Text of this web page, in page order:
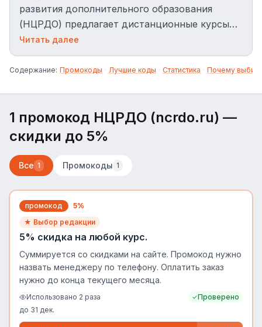
развития дополнительного образования
(НЦРДО) предлагает дистанционные курсы
переподготовки и повышения квалификации.
Выгода, акции от магазина, например, второй
курс в подарок при выполнении условий.
Читать далее
Содержание: Промокоды · Лучшие коды · Статистика · Почему
1 промокод НЦРДО (ncrdo.ru) —
скидки до 5%
Все 1 Промокоды 1
промокод
5%
★ Выбор редакции
5% скидка на любой курс.
Суммируется со скидками на сайте. Промокод нужно
назвать менеджеру по телефону. Оплатить заказ
нужно до конца текущего месяца.
Использовано 2 раза
Проверено
до 31 дек.